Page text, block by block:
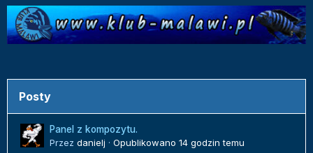
Posty
Panel z kompozytu.
Przez danielj · Opublikowano 14 godzin temu